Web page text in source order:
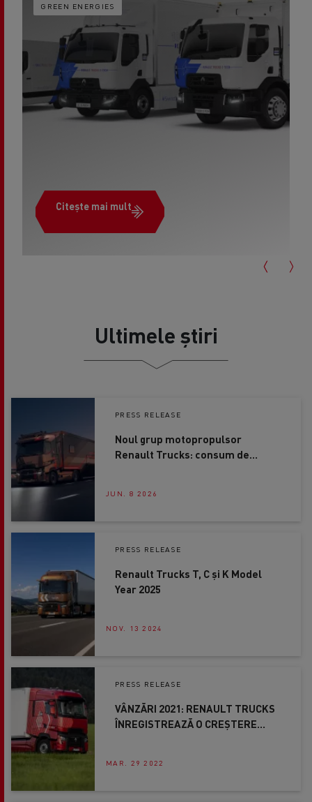
GREEN ENERGIES
Citește mai mult
Ultimele știri
PRESS RELEASE
Noul grup motopropulsor
Renault Trucks: consum de
JUN. 8 2026
PRESS RELEASE
Renault Trucks T, C și K Model
Year 2025
NOV. 13 2024
PRESS RELEASE
VÂNZĂRI 2021: RENAULT TRUCKS
ÎNREGISTREAZĂ O CREȘTERE
MAR. 29 2022